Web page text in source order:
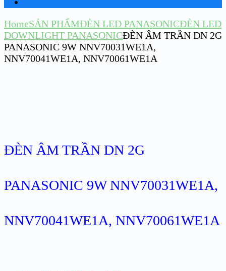
HomeSẢN PHẨMĐÈN LED PANASONICĐÈN LED
DOWNLIGHT PANASONICĐÈN ÂM TRẦN DN 2G
PANASONIC 9W NNV70031WE1A,
NNV70041WE1A, NNV70061WE1A
ĐÈN ÂM TRẦN DN 2G
PANASONIC 9W NNV70031WE1A,
NNV70041WE1A, NNV70061WE1A